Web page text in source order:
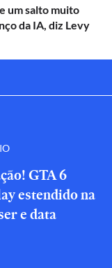
um salto muito
da IA, diz Levy
GTA 6
estendido na
e data